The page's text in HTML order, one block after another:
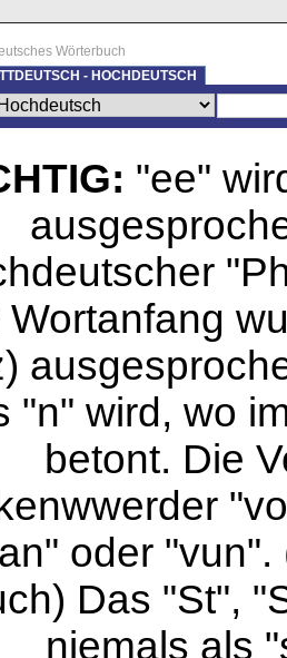
Wörterbuch
- HOCHDEUTSCH
"ee"
Wortanfang
"n" wird, wo
betont. Die
oder "vun".
Das "St",
niemals als